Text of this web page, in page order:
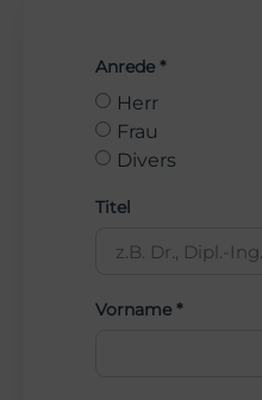
Anrede *
Herr
Frau
Divers
Titel
Vorname *